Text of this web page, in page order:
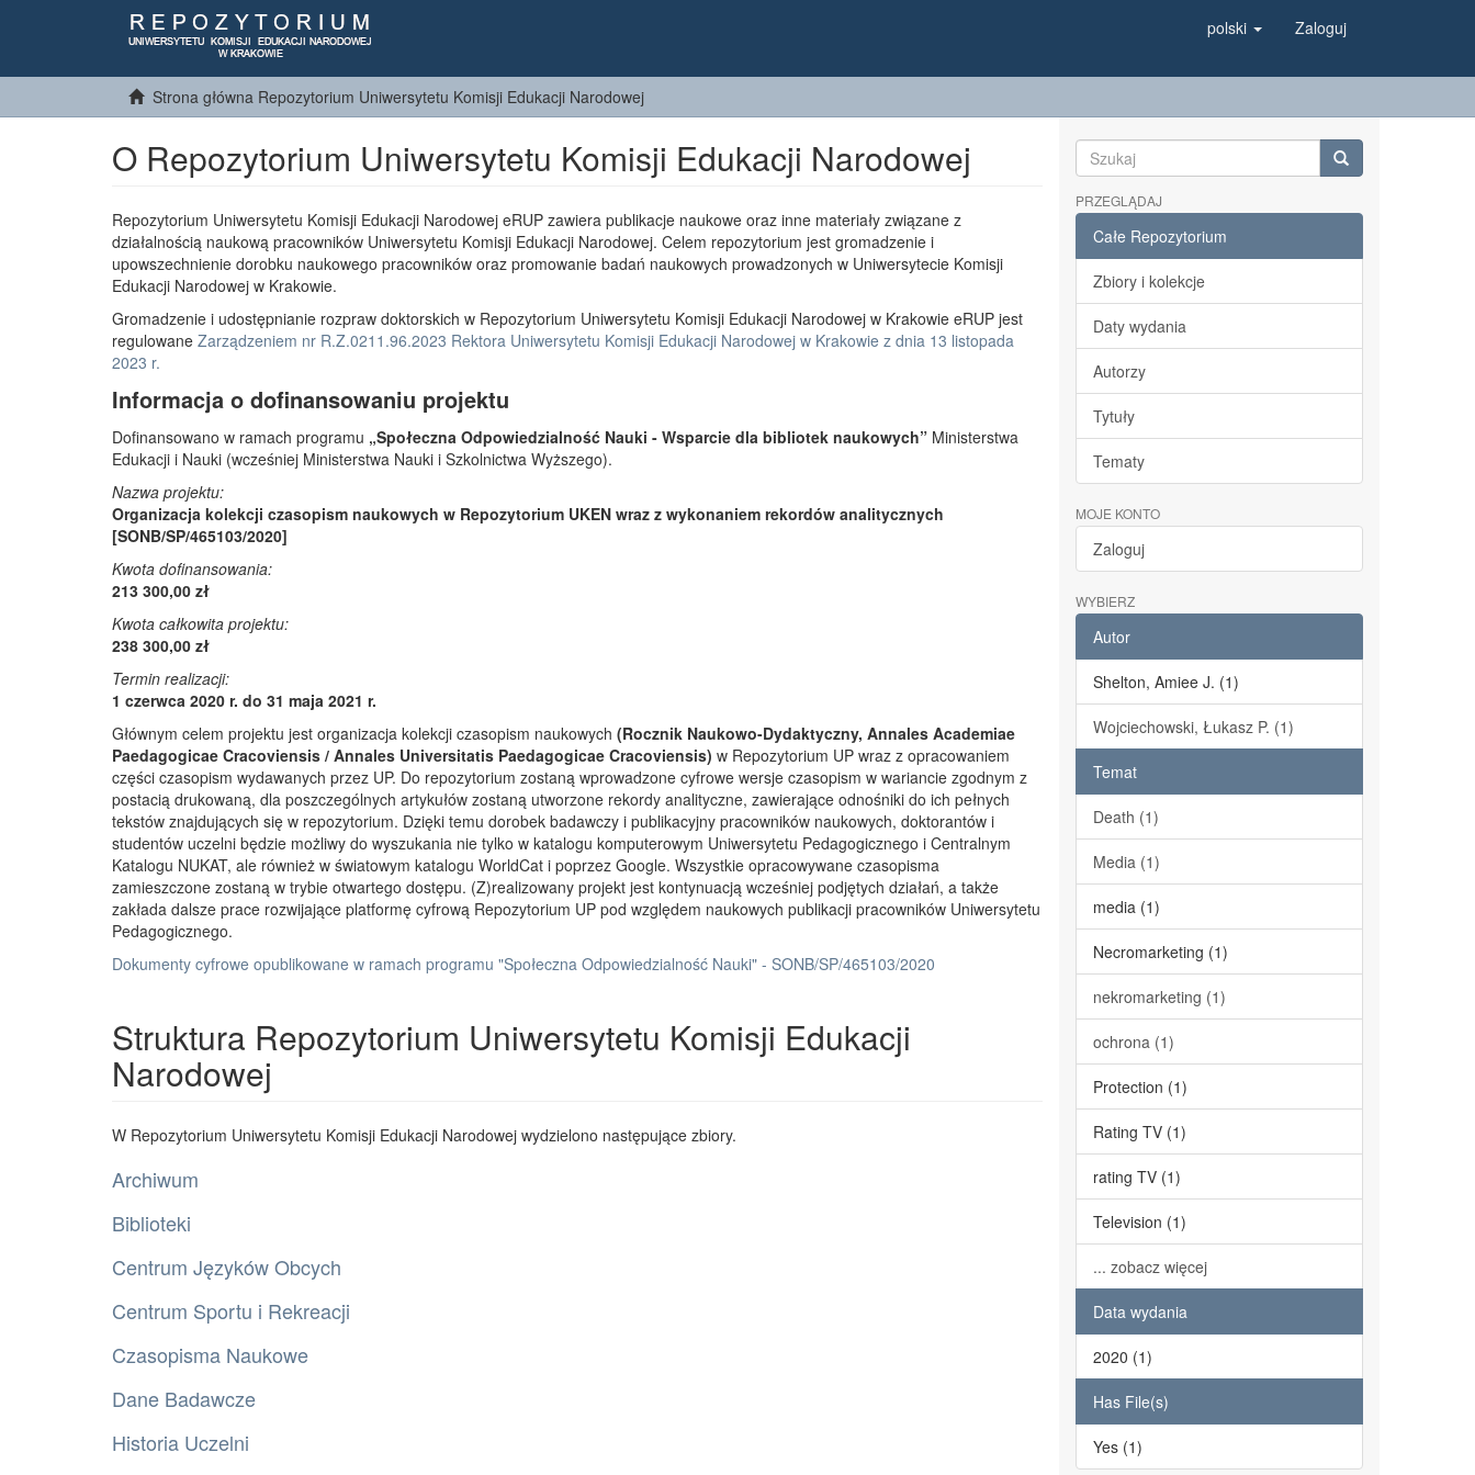
polski Zaloguj
Strona główna Repozytorium Uniwersytetu Komisji Edukacji Narodowej
O Repozytorium Uniwersytetu Komisji Edukacji Narodowej
Repozytorium Uniwersytetu Komisji Edukacji Narodowej eRUP zawiera publikacje naukowe oraz inne materiały związane z
działalnością naukową pracowników Uniwersytetu Komisji Edukacji Narodowej. Celem repozytorium jest gromadzenie i
upowszechnienie dorobku naukowego pracowników oraz promowanie badań naukowych prowadzonych w Uniwersytecie Komisji
Edukacji Narodowej w Krakowie.
Gromadzenie i udostępnianie rozpraw doktorskich w Repozytorium Uniwersytetu Komisji Edukacji Narodowej w Krakowie eRUP jest
regulowane Zarządzeniem nr R.Z.0211.96.2023 Rektora Uniwersytetu Komisji Edukacji Narodowej w Krakowie z dnia 13 listopada
2023 r.
Informacja o dofinansowaniu projektu
Dofinansowano w ramach programu „Społeczna Odpowiedzialność Nauki - Wsparcie dla bibliotek naukowych” Ministerstwa
Edukacji i Nauki (wcześniej Ministerstwa Nauki i Szkolnictwa Wyższego).
Nazwa projektu:
Organizacja kolekcji czasopism naukowych w Repozytorium UKEN wraz z wykonaniem rekordów analitycznych
[SONB/SP/465103/2020]
Kwota dofinansowania:
213 300,00 zł
Kwota całkowita projektu:
238 300,00 zł
Termin realizacji:
1 czerwca 2020 r. do 31 maja 2021 r.
Głównym celem projektu jest organizacja kolekcji czasopism naukowych (Rocznik Naukowo-Dydaktyczny, Annales Academiae
Paedagogicae Cracoviensis / Annales Universitatis Paedagogicae Cracoviensis) w Repozytorium UP wraz z opracowaniem
części czasopism wydawanych przez UP. Do repozytorium zostaną wprowadzone cyfrowe wersje czasopism w wariancie zgodnym z
postacią drukowaną, dla poszczególnych artykułów zostaną utworzone rekordy analityczne, zawierające odnośniki do ich pełnych
tekstów znajdujących się w repozytorium. Dzięki temu dorobek badawczy i publikacyjny pracowników naukowych, doktorantów i
studentów uczelni będzie możliwy do wyszukania nie tylko w katalogu komputerowym Uniwersytetu Pedagogicznego i Centralnym
Katalogu NUKAT, ale również w światowym katalogu WorldCat i poprzez Google. Wszystkie opracowywane czasopisma
zamieszczone zostaną w trybie otwartego dostępu. (Z)realizowany projekt jest kontynuacją wcześniej podjętych działań, a także
zakłada dalsze prace rozwijające platformę cyfrową Repozytorium UP pod względem naukowych publikacji pracowników Uniwersytetu
Pedagogicznego.
Dokumenty cyfrowe opublikowane w ramach programu "Społeczna Odpowiedzialność Nauki" - SONB/SP/465103/2020
Struktura Repozytorium Uniwersytetu Komisji Edukacji
Narodowej
W Repozytorium Uniwersytetu Komisji Edukacji Narodowej wydzielono następujące zbiory.
Archiwum
Biblioteki
Centrum Języków Obcych
Centrum Sportu i Rekreacji
Czasopisma Naukowe
Dane Badawcze
Historia Uczelni
PRZEGLĄDAJ
Całe Repozytorium
Zbiory i kolekcje
Daty wydania
Autorzy
Tytuły
Tematy
MOJE KONTO
Zaloguj
WYBIERZ
Autor
Shelton, Amiee J. (1)
Wojciechowski, Łukasz P. (1)
Temat
Death (1)
Media (1)
media (1)
Necromarketing (1)
nekromarketing (1)
ochrona (1)
Protection (1)
Rating TV (1)
rating TV (1)
Television (1)
... zobacz więcej
Data wydania
2020 (1)
Has File(s)
Yes (1)